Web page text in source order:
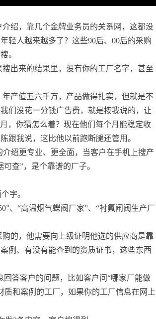
绍，靠几个金牌业务员的关系网，这都没
轻人越来越多了？这些90后、00后的采购
。
出来的结果里，没有你的工厂名字，甚至
产值五六千万，产品做得扎实，但就是不
们没花一分钱广告费，就是按我说的，让
，你猜怎么着？现在他们每个月能稳定收
跟我说，这比他以前跑断腿还管用。
绍更专业、更全面，当客户在手机上搜产
查”，是个靠谱的厂子。
字。
、“高温烟气蝶阀厂家”、“衬氟闸阀生产厂
的，他需要向上级证明他选的供应商是靠
例、有没有能查到的资质证书，这些东西
答客户的问题，比如客户问“哪家厂能做
和案例的工厂，如果你的工厂信息在网上